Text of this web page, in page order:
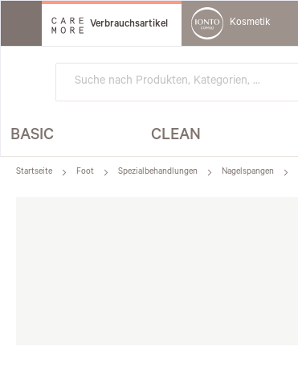
Direkt
zum
Verbrauchsartikel Kosmetik
BASIC CLEAN
Startseite Foot Spezialbehandlungen Nagelspangen